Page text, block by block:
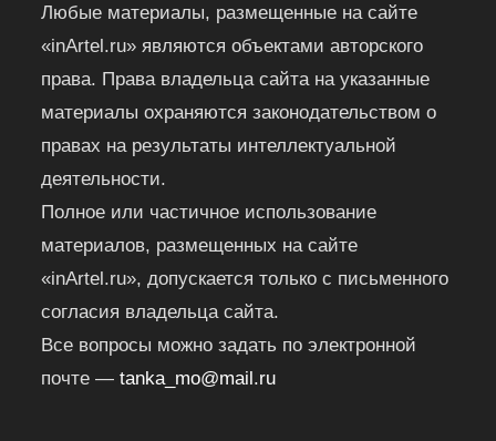
Любые материалы, размещенные на сайте
«inArtel.ru» являются объектами авторского
права. Права владельца сайта на указанные
материалы охраняются законодательством о
правах на результаты интеллектуальной
деятельности.
Полное или частичное использование
материалов, размещенных на сайте
«inArtel.ru», допускается только с письменного
согласия владельца сайта.
Все вопросы можно задать по электронной
почте —tanka_mo@mail.ru